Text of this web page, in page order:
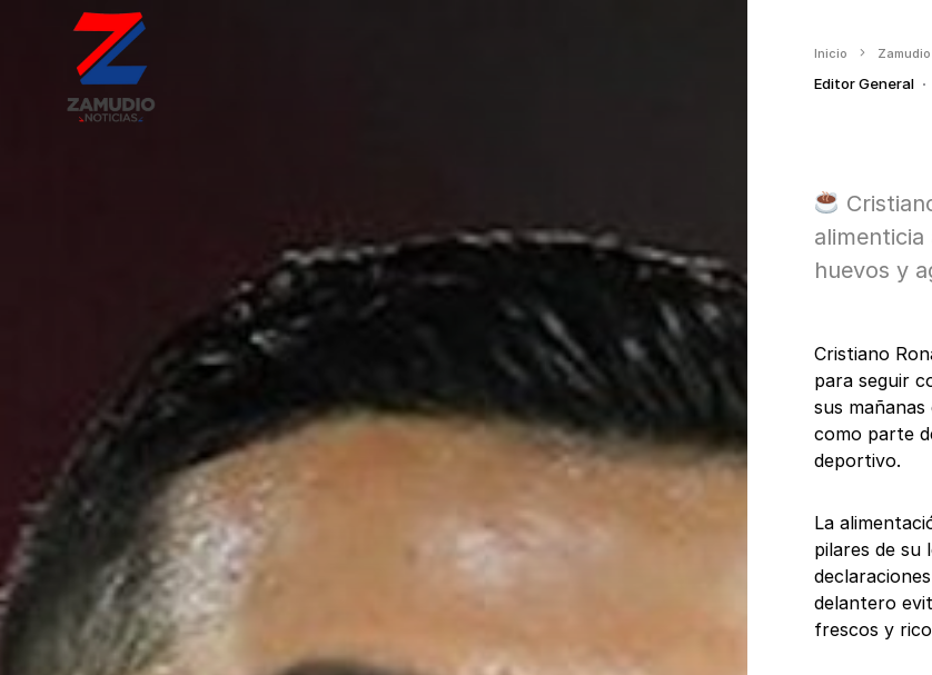
Inicio
Editor General
alimenticia
huevos y
Cristiano
para seguir
sus
como parte
deportivo.
La
pilares de su
delantero
frescos y